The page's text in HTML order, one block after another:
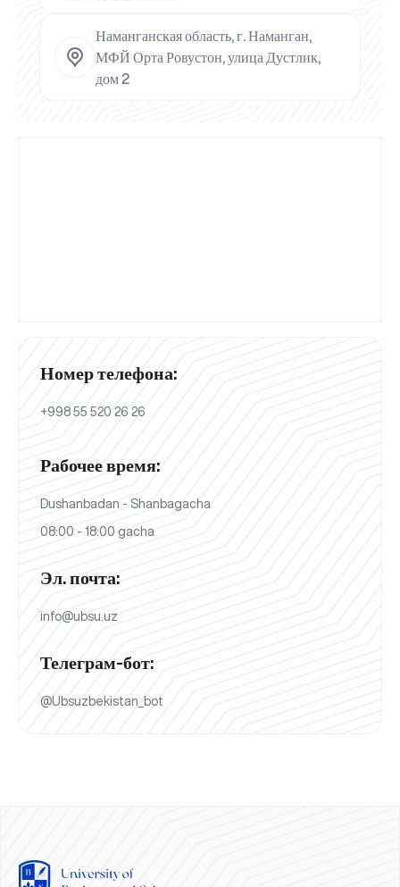
Наманганская область, г. Наманган,
МФЙ Орта Ровустон, улица Дустлик,
дом 2
Номер телефона:
+998 55 520 26 26
Рабочее время:
Dushanbadan - Shanbagacha
08:00 - 18:00 gacha
Эл. почта:
info@ubsu.uz
Телеграм-бот:
@Ubsuzbekistan_bot